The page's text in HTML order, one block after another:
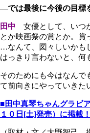
―では最後に今後の目標
田中
女優として、いつ
とか映画祭の賞とか。賞
…なんて、図々しいかも
はっきり言わないと、何
そのためにも今はなんで
て前向きにやっていきた
■ 田中真琴ちゃんグラビ
１０日[土]発売）に掲載